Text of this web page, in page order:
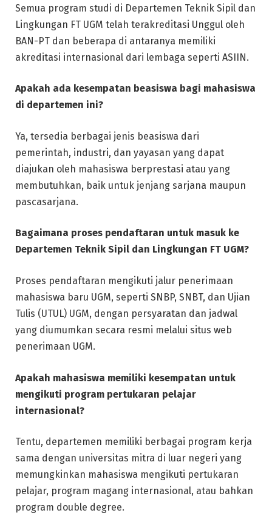
Semua program studi di Departemen Teknik Sipil dan
Lingkungan FT UGM telah terakreditasi Unggul oleh
BAN-PT dan beberapa di antaranya memiliki
akreditasi internasional dari lembaga seperti ASIIN.
Apakah ada kesempatan beasiswa bagi mahasiswa
di departemen ini?
Ya, tersedia berbagai jenis beasiswa dari
pemerintah, industri, dan yayasan yang dapat
diajukan oleh mahasiswa berprestasi atau yang
membutuhkan, baik untuk jenjang sarjana maupun
pascasarjana.
Bagaimana proses pendaftaran untuk masuk ke
Departemen Teknik Sipil dan Lingkungan FT UGM?
Proses pendaftaran mengikuti jalur penerimaan
mahasiswa baru UGM, seperti SNBP, SNBT, dan Ujian
Tulis (UTUL) UGM, dengan persyaratan dan jadwal
yang diumumkan secara resmi melalui situs web
penerimaan UGM.
Apakah mahasiswa memiliki kesempatan untuk
mengikuti program pertukaran pelajar
internasional?
Tentu, departemen memiliki berbagai program kerja
sama dengan universitas mitra di luar negeri yang
memungkinkan mahasiswa mengikuti pertukaran
pelajar, program magang internasional, atau bahkan
program double degree.